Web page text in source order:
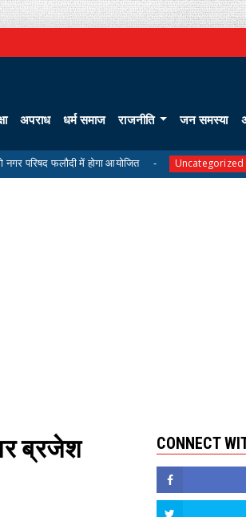
अपराध धर्म समाज राजनीति जन समस्या
आयोजित Uncategorized नहर में डूबा कंपनी
ब्रजेश CONNECT